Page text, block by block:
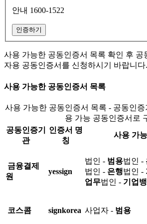
안내 1600-1522
인증하기
사용 가능한 공동인증서 목록 확인 후 공
자용 공동인증서를 신청하시기 바랍니다.
사용 가능한 공동인증서 목록
사용 가능한 공동인증서 목록 - 공동인
용 가능 공동인증서로
공동인증기
관
인증서 명
칭
사용 가
금융결제
원
yessign
법인 - 범용법인 -
법인 - 은행법인 -
업무법인 - 기업
코스콤 signkorea 사업자 - 범용